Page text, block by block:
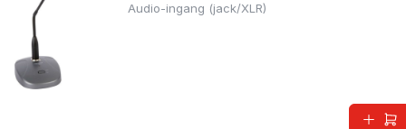
Audio-ingang (jack/XLR)